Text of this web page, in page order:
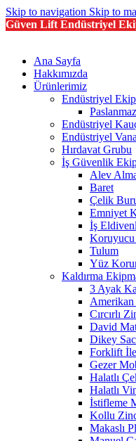
Skip to navigation Skip to
Güven Lift Endüstriyel
Ana Sayfa
Hakkımızda
Ürünlerimiz
Endüstriyel
Endüstriyel
Endüstriyel
Hırdavat Grubu
İş Güvenlik
Alev
Baret
Çelik
Emniyet
İş
Tulum
Yüz
Kaldırma
3 Ayak
Cırcırlı
David
Dikey
Forklift
Gezer
Halatlı
Halatlı
İstifleme
Kollu
Makaslı